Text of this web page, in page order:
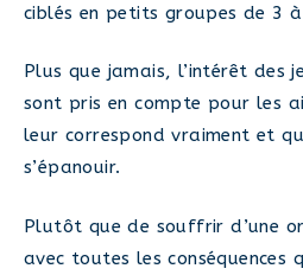
ciblés en petits groupes de 3
Plus que jamais, l’intérêt des
sont pris en compte pour les
leur correspond vraiment et
s’épanouir.
Plutôt que de souffrir d’une
avec toutes les conséquences